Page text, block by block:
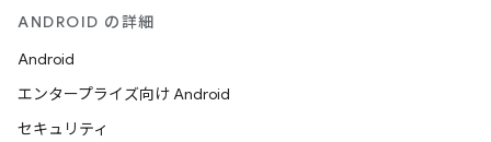
ANDROID の詳細
Android
エンタープライズ向け Android
セキュリティ